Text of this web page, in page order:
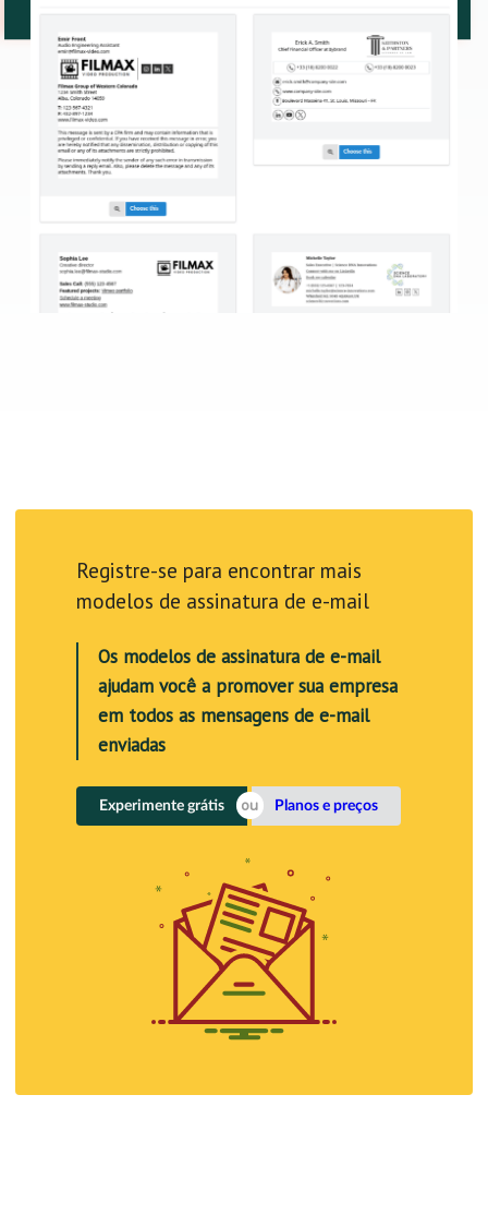
Registre-se para encontrar mais
modelos de assinatura de e-mail
Os modelos de assinatura de e-mail
ajudam você a promover sua empresa
em todos as mensagens de e-mail
enviadas
Experimente grátis Planos e preços